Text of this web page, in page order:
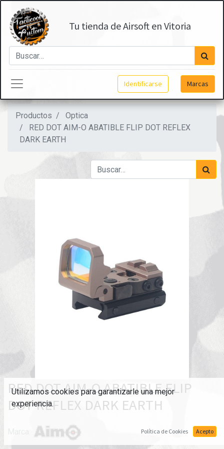
Tu tienda de Airsoft en Vitoria
Identificarse Marcas
Productos
Optica
RED DOT AIM-O ABATIBLE FLIP DOT REFLEX
DARK EARTH
RED DOT AIM-O ABATIBLE FLIP
DOT REFLEX DARK EARTH
Utilizamos cookies para garantizarle una mejor
experiencia.
Política de Cookies Acepto